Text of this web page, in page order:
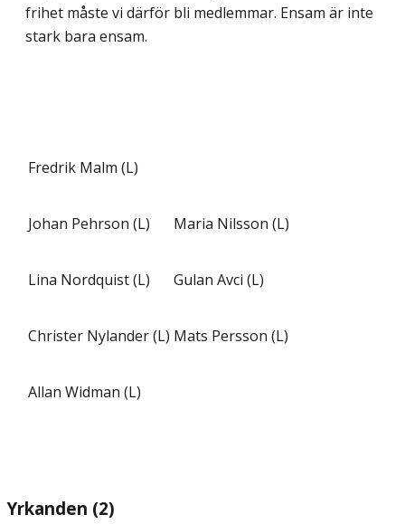
frihet måste vi därför bli medlemmar. Ensam är inte
stark bara ensam.
Fredrik Malm (L)
Johan Pehrson (L) Maria Nilsson (L)
Lina Nordquist (L) Gulan Avci (L)
Christer Nylander (L) Mats Persson (L)
Allan Widman (L)
Yrkanden (2)